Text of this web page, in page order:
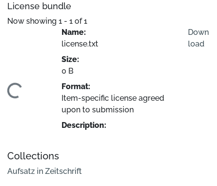
License bundle
Now showing 1 - 1 of 1
Name:
license.txt
Size:
0 B
Format:
Item-specific license agreed
upon to submission
Description:
Down
load
Collections
Aufsatz in Zeitschrift